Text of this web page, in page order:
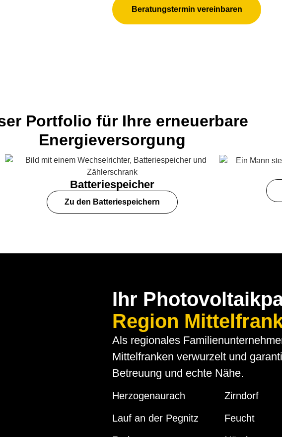
Beratungstermin vereinbaren
Portfolio für Ihre erneuerbare
Energieversorgung
Batteriespeicher
Zu den Batteriespeichern
Ihr
Region
Als regionales
Mittelfranken verwurzelt und
Betreuung und echte Nähe.
Herzogenaurach
Lauf an der Pegnitz
Zirndorf
Feucht